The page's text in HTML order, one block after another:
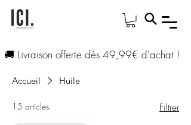
🚚 Livraison offerte dès 49,99€ d'achat !
Accueil Huile
15 articles Filtrer